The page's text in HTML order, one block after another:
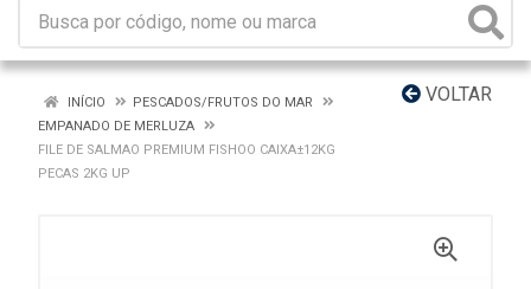
VOLTAR
INÍCIO
PESCADOS/FRUTOS DO MAR
EMPANADO DE MERLUZA
FILE DE SALMAO PREMIUM FISHOO CAIXA±12KG
PECAS 2KG UP